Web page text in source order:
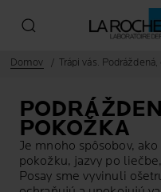
Domov Trápi vás.
POKOŽKA
Je mnoho spôsobov,
pokožku, jazvy po
Posay sme vyvinuli